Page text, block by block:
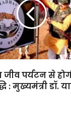
जीव पर्यटन से
: मुख्यमंत्री डॉ.